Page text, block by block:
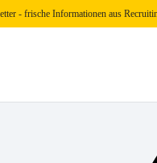
- frische Informationen aus